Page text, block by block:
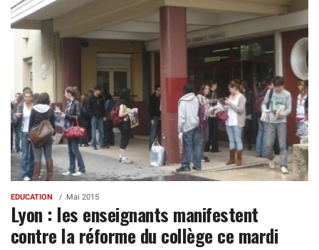
EDUCATION Mai 2015
Lyon : les enseignants manifestent
contre la réforme du collège ce mardi